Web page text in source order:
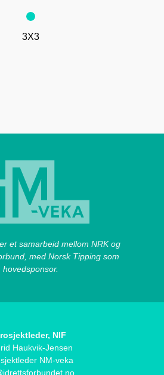
3X3
et samarbeid mellom NRK og
med Norsk Tipping som
hovedsponsor.
NIF
Haukvik-Jensen
NM-veka